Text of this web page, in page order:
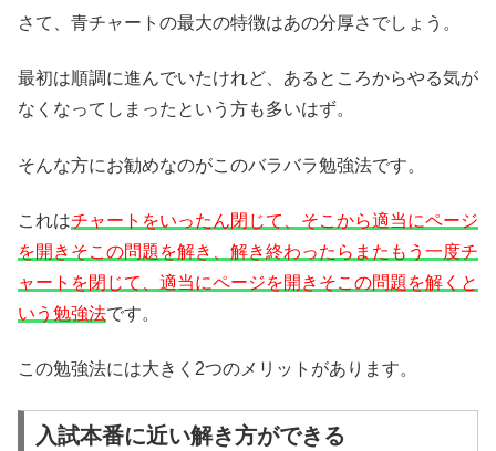
さて、青チャートの最大の特徴はあの分厚さでしょう。
最初は順調に進んでいたけれど、あるところからやる気が
なくなってしまったという方も多いはず。
そんな方にお勧めなのがこのバラバラ勉強法です。
これはチャートをいったん閉じて、そこから適当にページ
を開きそこの問題を解き、 解き終わったらまたもう一度チ
ャートを閉じて、適当にページを開きそこの問題を解くと
いう勉強法です。
この勉強法には大きく2つのメリットがあります。
入試本番に近い解き方ができる